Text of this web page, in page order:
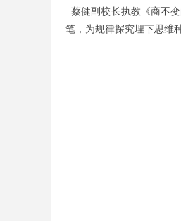
蔡健副校长执教《商不
笔，为规律探究埋下思维